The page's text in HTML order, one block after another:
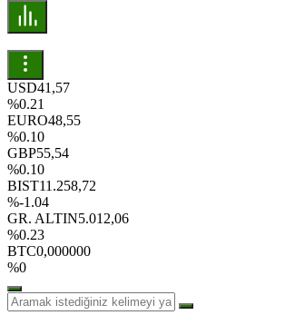
USD41,57
%0.21
EURO48,55
%0.10
GBP55,54
%0.10
BIST11.258,72
%-1.04
GR. ALTIN5.012,06
%0.23
BTC0,000000
%0